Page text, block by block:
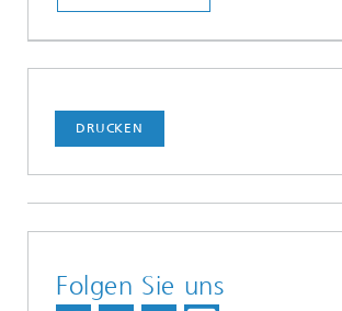
DRUCKEN
Folgen Sie uns